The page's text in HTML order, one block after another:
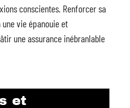
conscientes. Renforcer sa
vie épanouie et
une assurance inébranlable
et